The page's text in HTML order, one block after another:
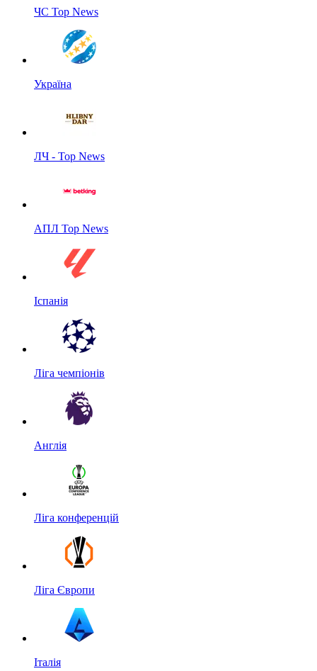
ЧС Top News
Україна
ЛЧ - Top News
АПЛ Top News
Іспанія
Ліга чемпіонів
Англія
Ліга конференцій
Ліга Європи
Італія